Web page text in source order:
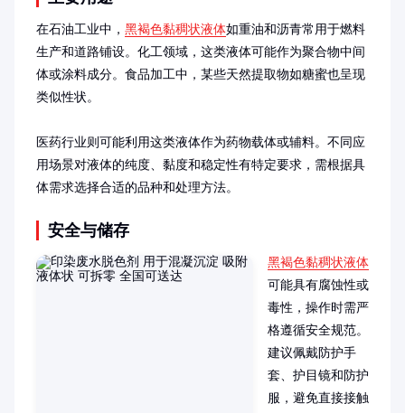
在石油工业中， 黑褐色黏稠状液体如重油和沥青常用于燃料
生产和道路铺设。化工领域，这类液体可能作为聚合物中间
体或涂料成分。食品加工中，某些天然提取物如糖蜜也呈现
类似性状。
医药行业则可能利用这类液体作为药物载体或辅料。不同应
用场景对液体的纯度、黏度和稳定性有特定要求，需根据具
体需求选择合适的品种和处理方法。
安全与储存
黑褐色黏稠状液体
可能具有腐蚀性或
毒性，操作时需严
格遵循安全规范。
建议佩戴防护手
套、护目镜和防护
服，避免直接接触